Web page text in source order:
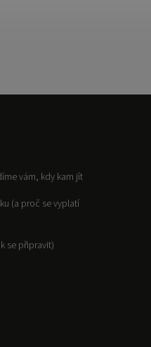
vám, kdy kam jít
(a proč se vyplatí
se připravit)